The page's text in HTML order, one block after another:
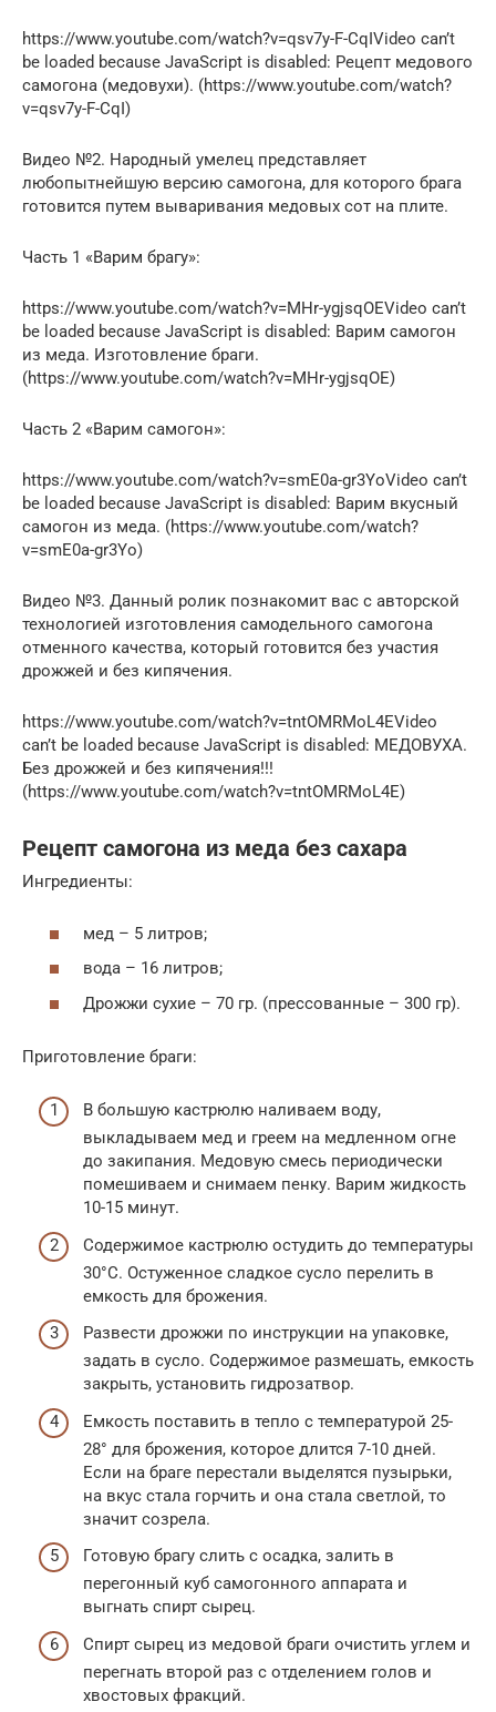
https://www.youtube.com/watch?v=qsv7y-F-CqIVideo can’t
be loaded because JavaScript is disabled: Рецепт медового
самогона (медовухи). (https://www.youtube.com/watch?
v=qsv7y-F-CqI)
Видео №2. Народный умелец представляет
любопытнейшую версию самогона, для которого брага
готовится путем вываривания медовых сот на плите.
Часть 1 «Варим брагу»:
https://www.youtube.com/watch?v=MHr-ygjsqOEVideo can’t
be loaded because JavaScript is disabled: Варим самогон
из меда. Изготовление браги.
(https://www.youtube.com/watch?v=MHr-ygjsqOE)
Часть 2 «Варим самогон»:
https://www.youtube.com/watch?v=smE0a-gr3YoVideo can’t
be loaded because JavaScript is disabled: Варим вкусный
самогон из меда. (https://www.youtube.com/watch?
v=smE0a-gr3Yo)
Видео №3. Данный ролик познакомит вас с авторской
технологией изготовления самодельного самогона
отменного качества, который готовится без участия
дрожжей и без кипячения.
https://www.youtube.com/watch?v=tntOMRMoL4EVideo
can’t be loaded because JavaScript is disabled: МЕДОВУХА.
Без дрожжей и без кипячения!!!
(https://www.youtube.com/watch?v=tntOMRMoL4E)
Рецепт самогона из меда без сахара
Ингредиенты:
мед – 5 литров;
вода – 16 литров;
Дрожжи сухие – 70 гр. (прессованные – 300 гр).
Приготовление браги:
В большую кастрюлю наливаем воду,
выкладываем мед и греем на медленном огне
до закипания. Медовую смесь периодически
помешиваем и снимаем пенку. Варим жидкость
10-15 минут.
Содержимое кастрюлю остудить до температуры
30°С. Остуженное сладкое сусло перелить в
емкость для брожения.
Развести дрожжи по инструкции на упаковке,
задать в сусло. Содержимое размешать, емкость
закрыть, установить гидрозатвор.
Емкость поставить в тепло с температурой 25-
28° для брожения, которое длится 7-10 дней.
Если на браге перестали выделятся пузырьки,
на вкус стала горчить и она стала светлой, то
значит созрела.
Готовую брагу слить с осадка, залить в
перегонный куб самогонного аппарата и
выгнать спирт сырец.
Спирт сырец из медовой браги очистить углем и
перегнать второй раз с отделением голов и
хвостовых фракций.